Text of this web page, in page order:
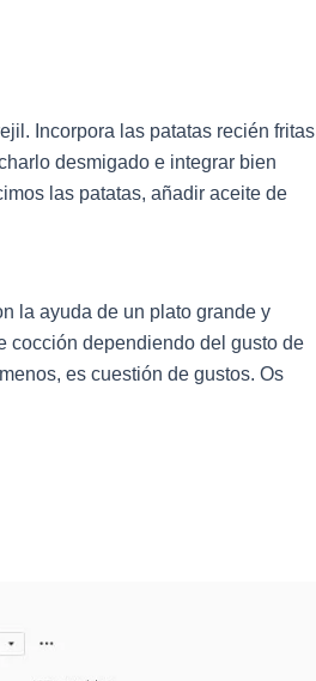
Incorpora las patatas recién fritas
desmigado e integrar bien
las patatas, añadir aceite de
la ayuda de un plato grande y
cocción dependiendo del gusto de
es cuestión de gustos. Os